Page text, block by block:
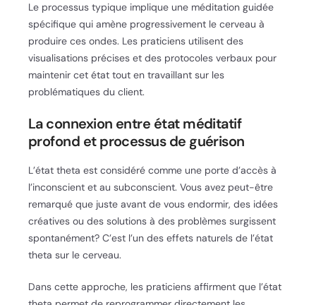
Le processus typique implique une méditation guidée
spécifique qui amène progressivement le cerveau à
produire ces ondes. Les praticiens utilisent des
visualisations précises et des protocoles verbaux pour
maintenir cet état tout en travaillant sur les
problématiques du client.
La connexion entre état méditatif
profond et processus de guérison
L’état theta est considéré comme une porte d’accès à
l’inconscient et au subconscient. Vous avez peut-être
remarqué que juste avant de vous endormir, des idées
créatives ou des solutions à des problèmes surgissent
spontanément? C’est l’un des effets naturels de l’état
theta sur le cerveau.
Dans cette approche, les praticiens affirment que l’état